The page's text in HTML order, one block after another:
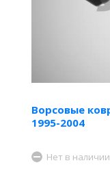
Ворсовые
1995-2004
Нет в наличии